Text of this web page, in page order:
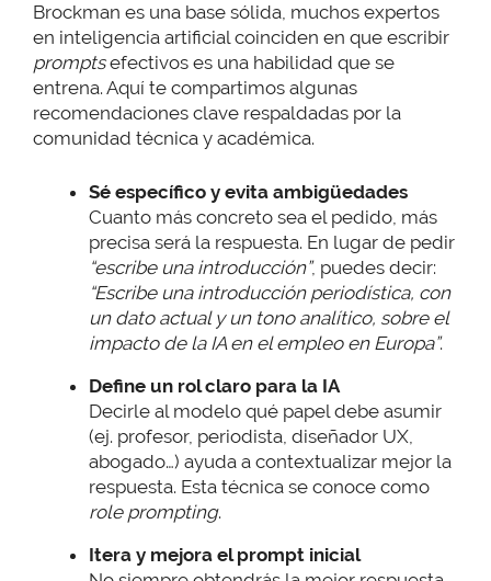
Brockman es una base sólida, muchos expertos
en inteligencia artificial coinciden en que escribir
promptsefectivos es una habilidad que se
entrena. Aquí te compartimos algunas
recomendaciones clave respaldadas por la
comunidad técnica y académica.
Sé específico y evita ambigüedades
Cuanto más concreto sea el pedido, más
precisa será la respuesta. En lugar de pedir
“escribe una introducción”, puedes decir:
“Escribe una introducción periodística, con
un dato actual y un tono analítico, sobre el
impacto de la IA en el empleo en Europa”.
Define un rol claro para la IA
Decirle al modelo qué papel debe asumir
(ej. profesor, periodista, diseñador UX,
abogado…) ayuda a contextualizar mejor la
respuesta. Esta técnica se conoce como
role prompting.
Itera y mejora el prompt inicial